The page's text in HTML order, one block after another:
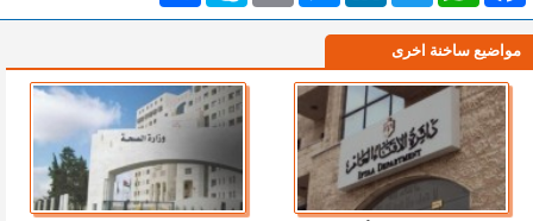
مواضيع ساخنة اخرى